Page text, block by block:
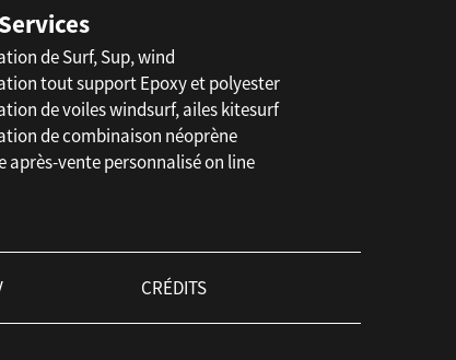
de Surf, Sup, wind
tout support Epoxy et polyester
de voiles windsurf, ailes kitesurf
de combinaison néoprène
après-vente personnalisé on line
CRÉDITS